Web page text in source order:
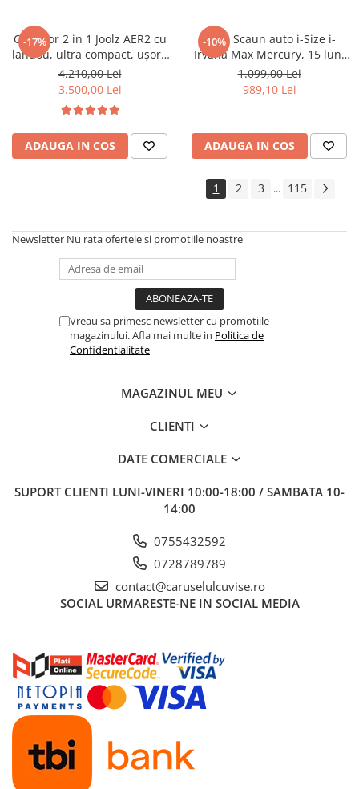
-17%
Cărucior 2 in 1 Joolz AER2 cu
landou, ultra compact, ușor -
Forest green
4.210,00 Lei
3.500,00 Lei
ADAUGA IN COS
-10%
Joie - Scaun auto i-Size i-
Irvana Max Mercury, 15 luni
-12 ani, 76-150 cm, certificat
R129
1.099,00 Lei
989,10 Lei
ADAUGA IN COS
1 2 3 ... 115
Newsletter Nu rata ofertele si promotiile noastre
Vreau sa primesc newsletter cu promotiile
magazinului. Afla mai multe in Politica de
Confidentialitate
MAGAZINUL MEU
CLIENTI
DATE COMERCIALE
SUPORT CLIENTI LUNI-VINERI 10:00-18:00 / SAMBATA 10-
14:00
0755432592
0728789789
contact@caruselulcuvise.ro
SOCIAL URMARESTE-NE IN SOCIAL MEDIA